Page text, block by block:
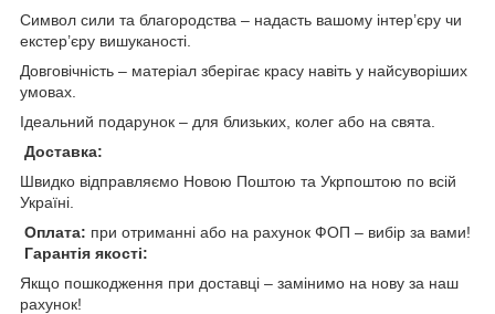
Символ сили та благородства – надасть вашому інтер’єру чи
екстер’єру вишуканості.
Довговічність – матеріал зберігає красу навіть у найсуворіших
умовах.
Ідеальний подарунок – для близьких, колег або на свята.
Доставка:
Швидко відправляємо Новою Поштою та Укрпоштою по всій
Україні.
Оплата: при отриманні або на рахунок ФОП – вибір за вами!
Гарантія якості:
Якщо пошкодження при доставці – замінимо на нову за наш
рахунок!